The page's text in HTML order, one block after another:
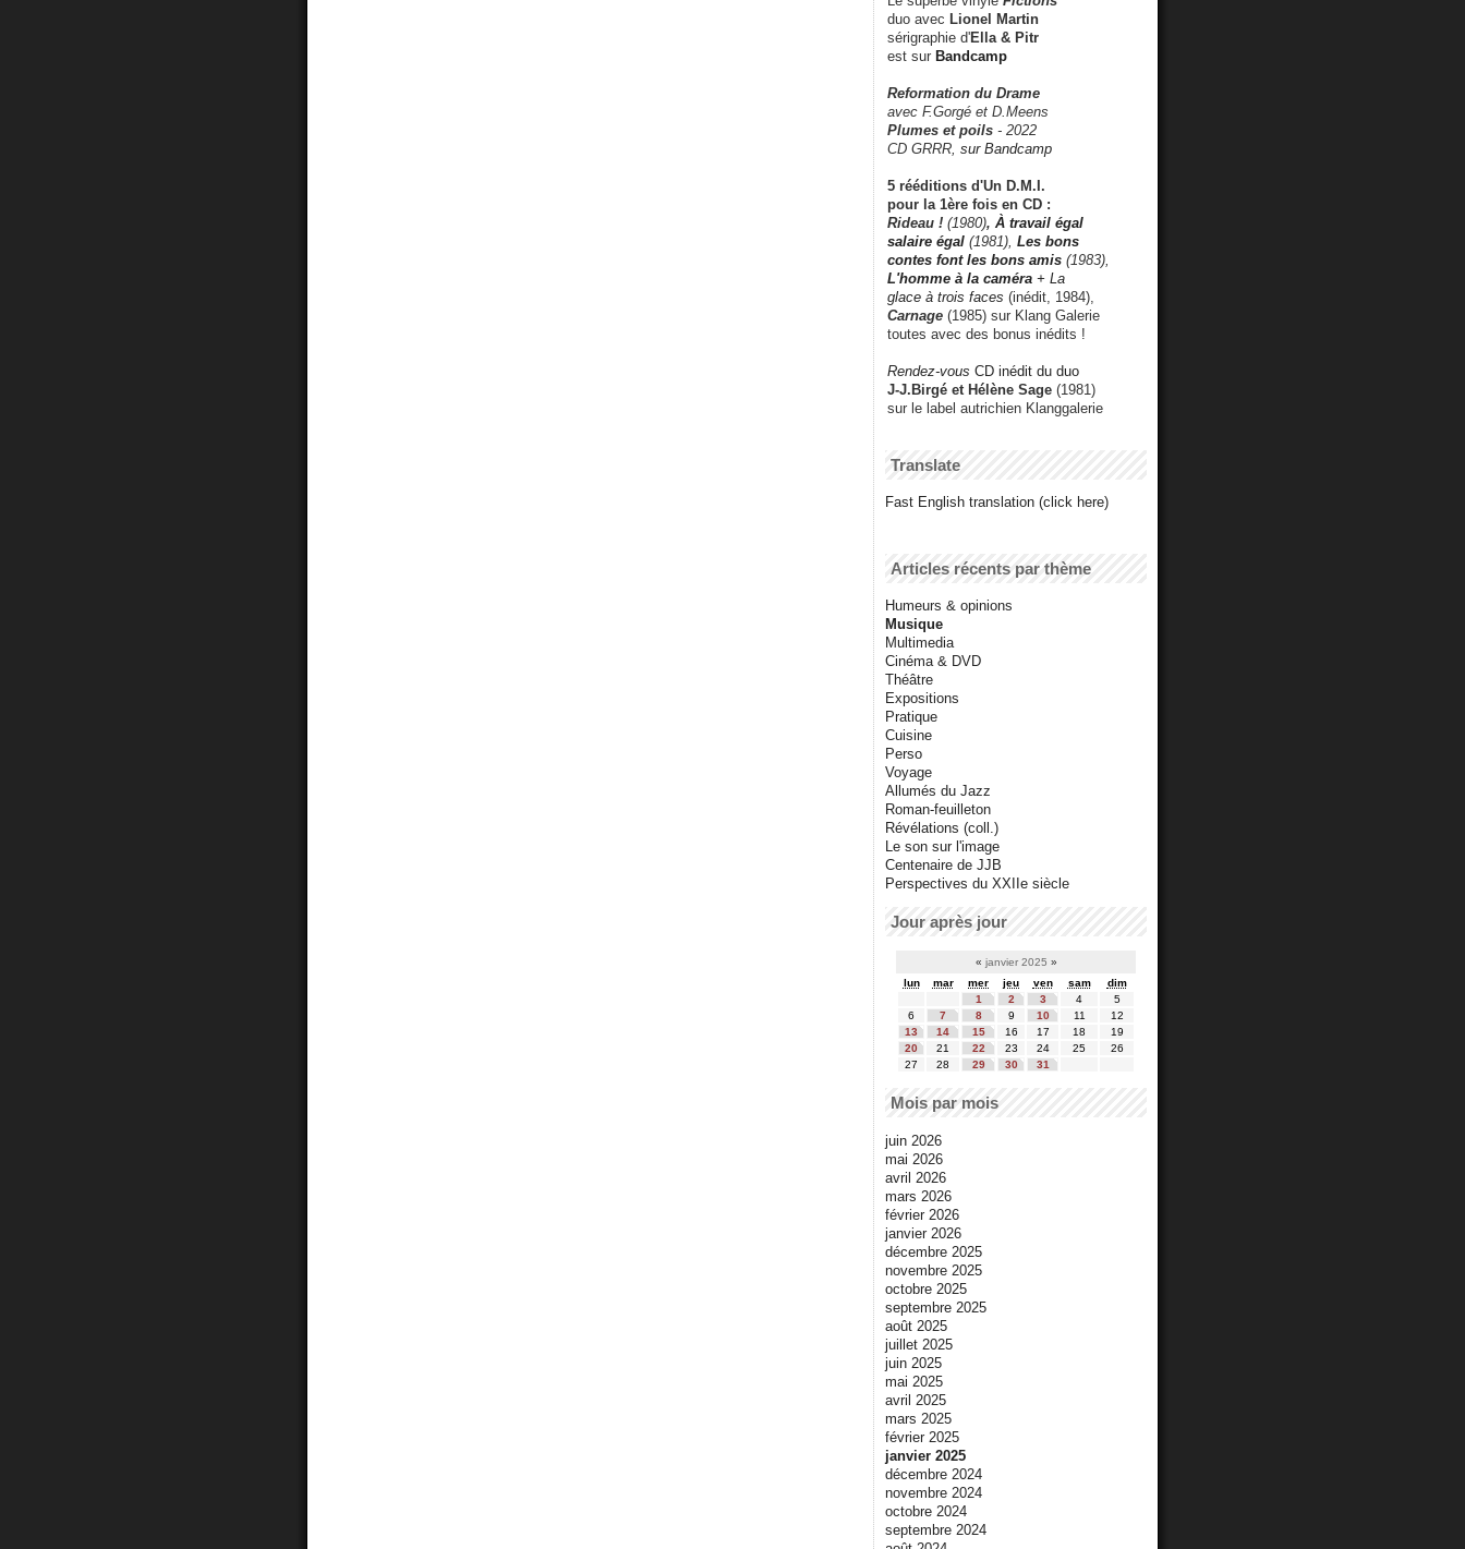
duo avec Lionel Martin
sérigraphie d'Ella & Pitr
est sur Bandcamp
Reformation du Drame
avec F.Gorgé et D.Meens
Plumes et poils - 2022
CD GRRR, sur Bandcamp
5 rééditions d'Un D.M.I.
pour la 1ère fois en CD :
Rideau ! (1980), À travail égal
salaire égal (1981), Les bons
contes font les bons amis (1983),
L'homme à la caméra + La
glace à trois faces (inédit, 1984),
Carnage (1985) sur Klang Galerie
toutes avec des bonus inédits !
Rendez-vous CD inédit du duo
J-J.Birgé et Hélène Sage (1981)
sur le label autrichien Klanggalerie
Translate
Fast English translation (click here)
Articles récents par thème
Humeurs & opinions
Musique
Multimedia
Cinéma & DVD
Théâtre
Expositions
Pratique
Cuisine
Perso
Voyage
Allumés du Jazz
Roman-feuilleton
Révélations (coll.)
Le son sur l'image
Centenaire de JJB
Perspectives du XXIIe siècle
Jour après jour
« janvier 2025 »
lun
mar mer jeu ven sam
dim
1
2 3 4
5
6
7 8 9 10 11
12
13
14 15 16 17 18
19
20
21 22 23 24 25
26
27
28 29 30 31
Mois par mois
juin 2026
mai 2026
avril 2026
mars 2026
février 2026
janvier 2026
décembre 2025
novembre 2025
octobre 2025
septembre 2025
août 2025
juillet 2025
juin 2025
mai 2025
avril 2025
mars 2025
février 2025
janvier 2025
décembre 2024
novembre 2024
octobre 2024
septembre 2024